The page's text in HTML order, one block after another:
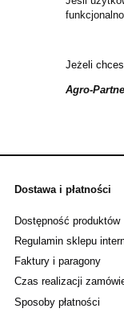
Jeżeli
Agro-
Dostawa i płatności
Dostępność produktów
Regulamin sklepu
Faktury i paragony
Czas realizacji
Sposoby płatności